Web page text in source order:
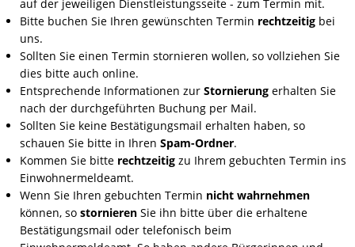
KARRIERE
RUNDGANG
CHANCE
auf der jeweiligen Dienstleistungsseite - zum Termin mit.
Bitte buchen Sie Ihren gewünschten Termin rechtzeitig bei
uns.
Sollten Sie einen Termin stornieren wollen, so vollziehen Sie
dies bitte auch online.
Entsprechende Informationen zurStornierung erhalten Sie
nach der durchgeführten Buchung per Mail.
Sollten Sie keine Bestätigungsmail erhalten haben, so
schauen Sie bitte in IhrenSpam-Ordner.
Kommen Sie bitte rechtzeitig zu Ihrem gebuchten Termin ins
Einwohnermeldeamt.
Wenn Sie Ihren gebuchten Termin nicht wahrnehmen
können, sostornieren Sie ihn bitte über die erhaltene
Bestätigungsmail oder telefonisch beim